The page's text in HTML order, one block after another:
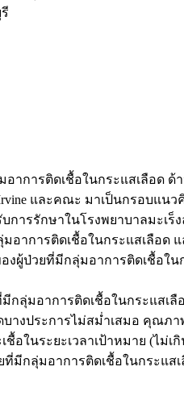
ารติดเชื้อในกระแสเลือด ด้
และคณะ มาเป็นกรอบแนว
รรักษาในโรงพยาบาลมะเร็
าการติดเชื้อในกระแสเลือ
ผู้ป่วยที่มีกลุ่มอาการติดเชื้อใ
มอาการติดเชื้อในกระแสเลื
งประการไม่สม่ำเสมอ คุณภ
ชื้อในระยะเวลาเป้าหมาย (ไ
ที่มีกลุ่มอาการติดเชื้อในกระ